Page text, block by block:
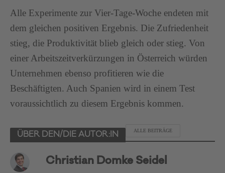
Alle Experimente zur Vier-Tage-Woche endeten mit
dem gleichen positiven Ergebnis. Die Zufriedenheit
stieg, die Produktivität blieb gleich oder stieg. Von
einer Arbeitszeitverkürzungen in Österreich würden
Unternehmen ebenso profitieren wie die
Beschäftigten. Auch Spanien wird in einem Test
voraussichtlich zu diesem Ergebnis kommen.
ÜBER DEN/DIE AUTOR:IN
ALLE BEITRÄGE
Christian Domke Seidel